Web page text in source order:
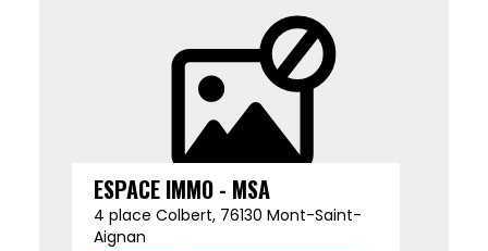
ESPACE IMMO - MSA
4 place Colbert, 76130 Mont-Saint-
Aignan